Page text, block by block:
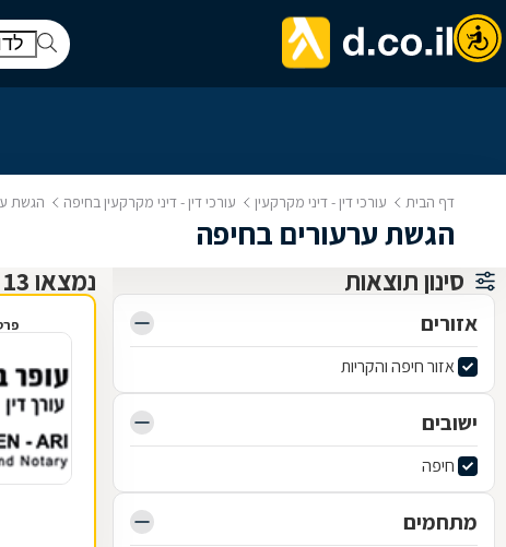
דף הבית עורכי דין - דיני מקרקעין עורכי דין - דיני מקרקעין בחיפה הגשת
הגשת ערעורים בחיפה
סינון תוצאות
אזורים
אזור חיפה והקריות
ישובים
חיפה
מתחמים
נמצאו 13 עורכי דין - דיני מקרקעין